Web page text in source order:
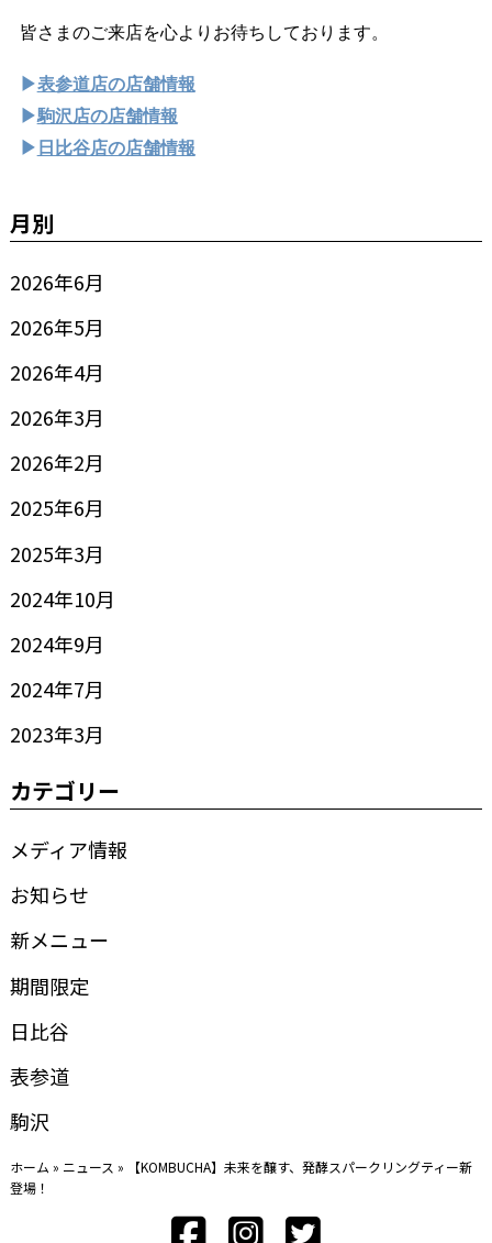
皆さまのご来店を心よりお待ちしております。
▶表参道店の店舗情報
▶駒沢店の店舗情報
▶ 日比谷店の店舗情報
月別
2026年6月
2026年5月
2026年4月
2026年3月
2026年2月
2025年6月
2025年3月
2024年10月
2024年9月
2024年7月
2023年3月
カテゴリー
メディア情報
お知らせ
新メニュー
期間限定
日比谷
表参道
駒沢
ホーム » ニュース »
【KOMBUCHA】未来を醸す、発酵スパークリングティー新
登場！